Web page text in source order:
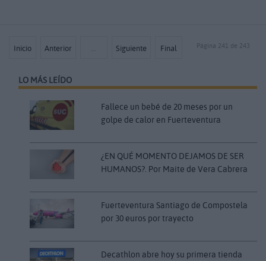
Inicio Anterior … Siguiente Final Página 241 de 243
LO MÁS LEÍDO
Fallece un bebé de 20 meses por un
golpe de calor en Fuerteventura
¿EN QUÉ MOMENTO DEJAMOS DE SER
HUMANOS?. Por Maite de Vera Cabrera
Fuerteventura Santiago de Compostela
por 30 euros por trayecto
Decathlon abre hoy su primera tienda